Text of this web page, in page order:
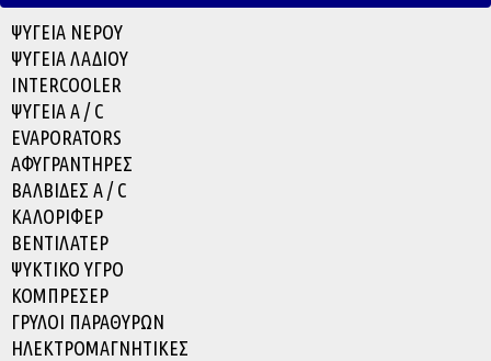
ΨΥΓΕΙΑ ΝΕΡΟΥ
ΨΥΓΕΙΑ ΛΑΔΙΟΥ
INTERCOOLER
ΨΥΓΕΙΑ A / C
EVAPORATORS
ΑΦΥΓΡΑΝΤΗΡΕΣ
ΒΑΛΒΙΔΕΣ A / C
ΚΑΛΟΡΙΦΕΡ
ΒΕΝΤΙΛΑΤΕΡ
ΨΥΚΤΙΚΟ ΥΓΡΟ
ΚΟΜΠΡΕΣΕΡ
ΓΡΥΛΟΙ ΠΑΡΑΘΥΡΩΝ
ΗΛΕΚΤΡΟΜΑΓΝΗΤΙΚΕΣ